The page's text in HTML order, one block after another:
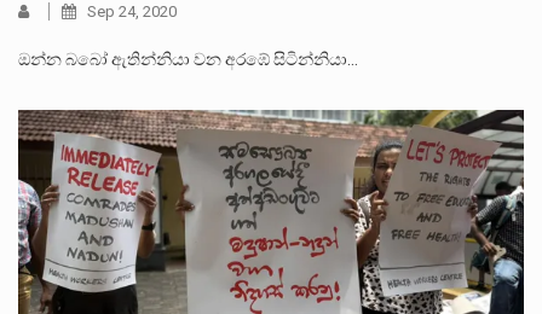
Sep 24, 2020
ඔන්න බබෝ ඇතින්නියා වන අරඹේ සිටින්නියා…